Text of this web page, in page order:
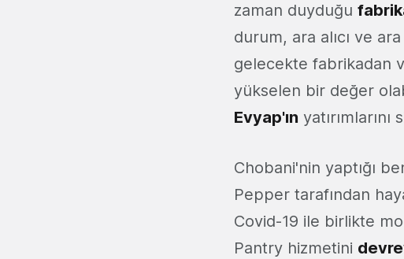
zaman duyduğu
durum, ara alıcı ve
gelecekte fabrikadan
yükselen bir değer
Evyap'ın yatırımlarını
Chobani'nin yaptığı
Pepper tarafından
Covid-19 ile birlikte
Pantry hizmetini